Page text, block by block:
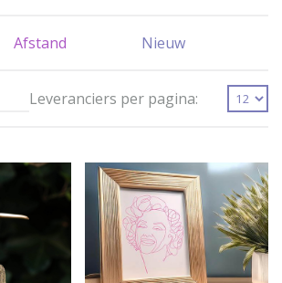
Afstand Nieuw
Leveranciers per pagina: